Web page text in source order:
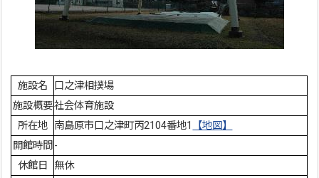
施設名
口之津相撲場
施設概要社会体育施設
所在地 南島原市口之津町丙2104番地1
【地図】
開館時間 -
休館日
無休